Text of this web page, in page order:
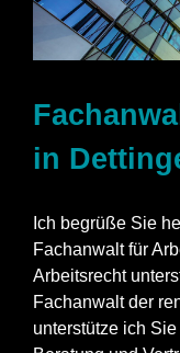
in
Ich begrüße Sie
Fachanwalt für
Arbeitsrecht
Fachanwalt der
unterstütze ich